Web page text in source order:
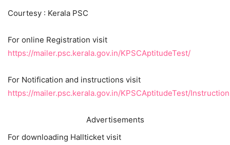
Courtesy : Kerala PSC
For online Registration visit
https://mailer.psc.kerala.gov.in/KPSCAptitudeTest/
For Notification and instructions visit
https://mailer.psc.kerala.gov.in/KPSCAptitudeTest/
Advertisements
For downloading Hallticket visit